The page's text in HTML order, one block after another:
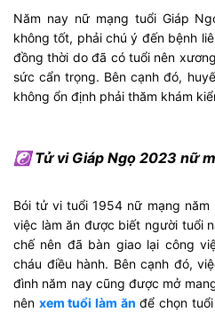
Năm nay nữ mạng tuổi Giáp
không tốt, phải chú ý đến bệnh
đồng thời do đã có tuổi nên
sức cẩn trọng. Bên cạnh đó,
không ổn định phải thăm khám
☯ Tử vi Giáp Ngọ 2023 nữ
Bói tử vi tuổi 1954 nữ mạng
việc làm ăn được biết người tuổi
chế nên đã bàn giao lại công
cháu điều hành. Bên cạnh đó,
đình năm nay cũng được mở
nên xem tuổi làm ăn để chọn